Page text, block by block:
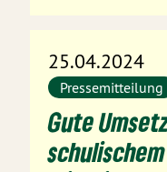
25.04.2024
Pressemitteilung
Gute